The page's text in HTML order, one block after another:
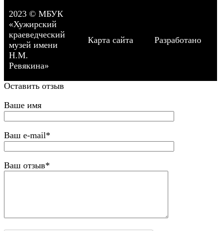
2023 © МБУК
«Хужирский
краеведческий
музей имени
Н.М.
Ревякина»
Карта сайта Разработано
Оставить отзыв
Ваше имя
Ваш e-mail*
Ваш отзыв*